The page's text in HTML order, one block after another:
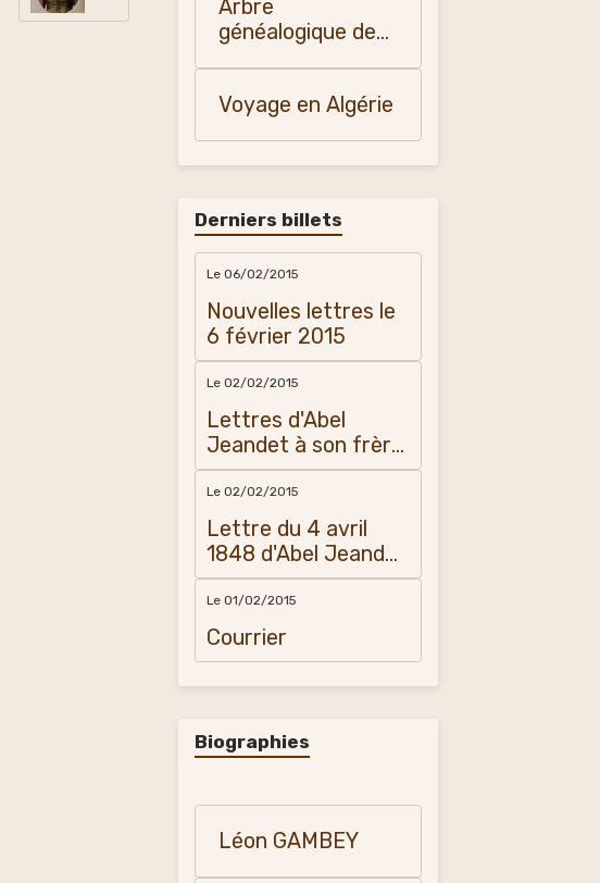
Arbre
généalogique de
Voyage en Algérie
Derniers billets
Le 06/02/2015
Nouvelles lettres le
6 février 2015
Le 02/02/2015
Lettres d'Abel
Jeandet à son frère
Amédée
Le 02/02/2015
Lettre du 4 avril
1848 d'Abel Jeandet
et sa mère à
Amédée
Le 01/02/2015
Courrier
Biographies
Léon GAMBEY